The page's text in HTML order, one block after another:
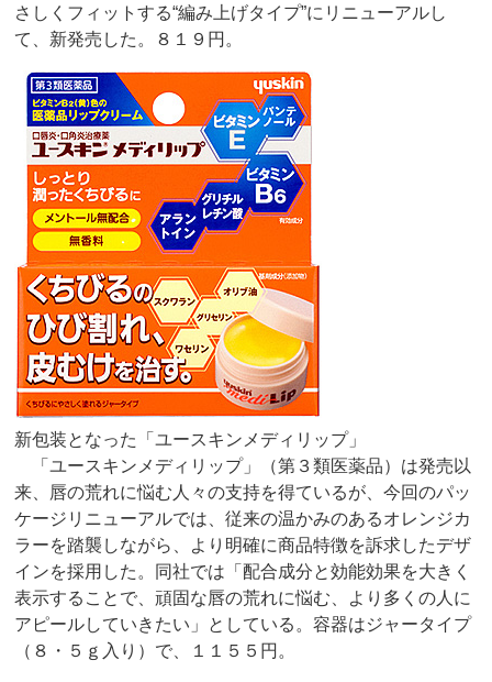
さしくフィットする“編み上げタイプ”にリニューアルし
て、新発売した。８１９円。
新包装となった「ユースキンメディリップ」
「ユースキンメディリップ」（第３類医薬品）は発売以
来、唇の荒れに悩む人々の支持を得ているが、今回のパッ
ケージリニューアルでは、従来の温かみのあるオレンジカ
ラーを踏襲しながら、より明確に商品特徴を訴求したデザ
インを採用した。同社では「配合成分と効能効果を大きく
表示することで、頑固な唇の荒れに悩む、より多くの人に
アピールしていきたい」としている。容器はジャータイプ
（８・５ｇ入り）で、１１５５円。